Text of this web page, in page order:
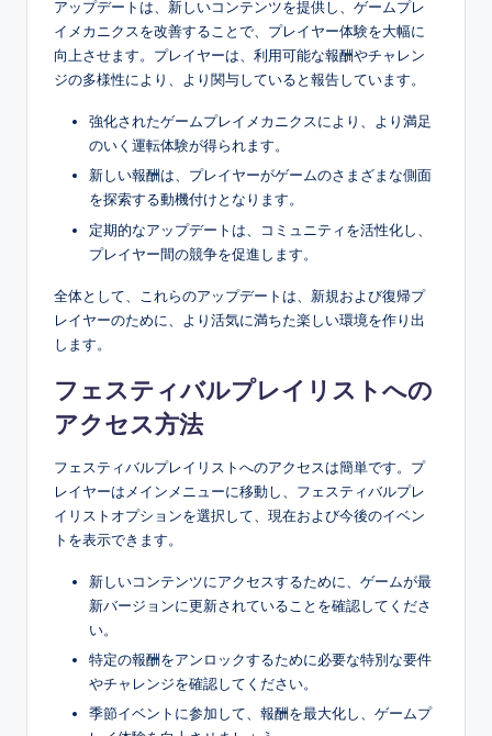
アップデートは、新しいコンテンツを提供し、ゲームプレ
イメカニクスを改善することで、プレイヤー体験を大幅に
向上させます。プレイヤーは、利用可能な報酬やチャレン
ジの多様性により、より関与していると報告しています。
強化されたゲームプレイメカニクスにより、より満足
のいく運転体験が得られます。
新しい報酬は、プレイヤーがゲームのさまざまな側面
を探索する動機付けとなります。
定期的なアップデートは、コミュニティを活性化し、
プレイヤー間の競争を促進します。
全体として、これらのアップデートは、新規および復帰プ
レイヤーのために、より活気に満ちた楽しい環境を作り出
します。
フェスティバルプレイリストへの
アクセス方法
フェスティバルプレイリストへのアクセスは簡単です。プ
レイヤーはメインメニューに移動し、フェスティバルプレ
イリストオプションを選択して、現在および今後のイベン
トを表示できます。
新しいコンテンツにアクセスするために、ゲームが最
新バージョンに更新されていることを確認してくださ
い。
特定の報酬をアンロックするために必要な特別な要件
やチャレンジを確認してください。
季節イベントに参加して、報酬を最大化し、ゲームプ